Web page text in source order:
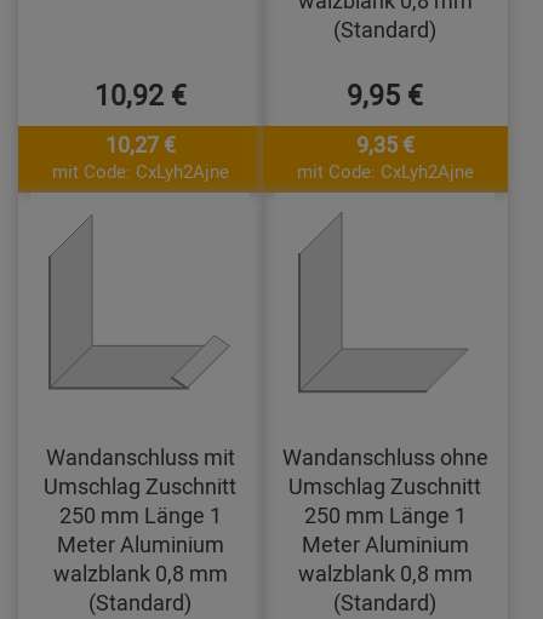
10,92 €
10,27 €
mit Code: CxLyh2Ajne
(Standard)
9,95 €
9,35 €
mit Code: CxLyh2Ajne
Wandanschluss mit
Umschlag Zuschnitt
250 mm Länge 1
Meter Aluminium
walzblank 0,8 mm
(Standard)
Wandanschluss ohne
Umschlag Zuschnitt
250 mm Länge 1
Meter Aluminium
walzblank 0,8 mm
(Standard)